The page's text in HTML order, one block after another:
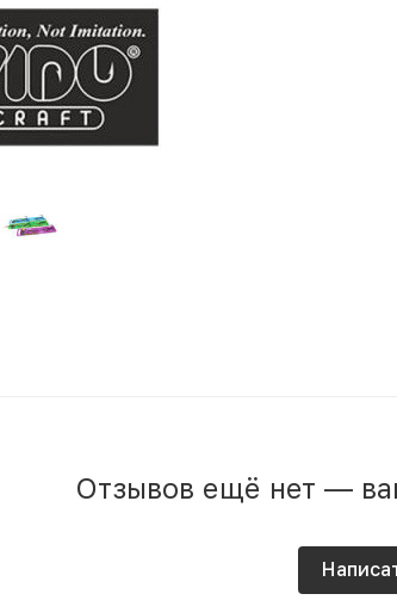
Отзывов ещё нет —